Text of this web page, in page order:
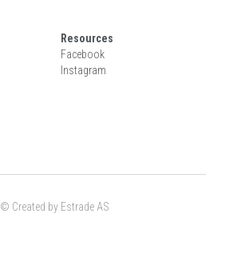
Resources
Facebook
Instagram
© Created by Estrade AS